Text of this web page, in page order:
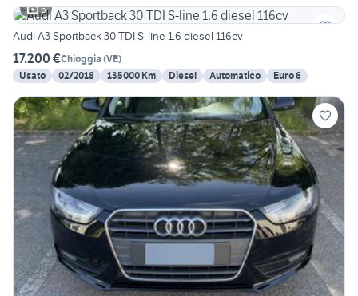
6
Audi A3 Sportback 30 TDI S-line 1.6 diesel 116cv
17.200 €Chioggia (VE)
Usato
02/2018 135000 Km Diesel Automatico Euro 6